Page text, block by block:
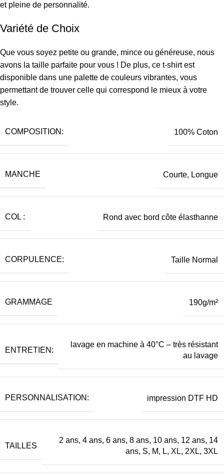
et pleine de personnalité.
Variété de Choix
Que vous soyez petite ou grande, mince ou généreuse, nous
avons la taille parfaite pour vous ! De plus, ce t-shirt est
disponible dans une palette de couleurs vibrantes, vous
permettant de trouver celle qui correspond le mieux à votre
style.
COMPOSITION: 100% Coton
MANCHE Courte, Longue
COL : Rond avec bord côte élasthanne
CORPULENCE: Taille Normal
GRAMMAGE 190g/m²
ENTRETIEN:
lavage en machine à 40°C – très résistant
au lavage
PERSONNALISATION: impression DTF HD
TAILLES
2 ans, 4 ans, 6 ans, 8 ans, 10 ans, 12 ans, 14
ans, S, M, L, XL, 2XL, 3XL